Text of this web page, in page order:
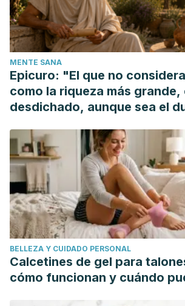
https://doi.org/10.1038/nrn875
Steriade, M., & Pare, D. (2009). The
Cerebral Networks.
https://doi.org/10.1017/
McDonald, A. J. (2014). Amygdala. In
Neurological Sciences. https://doi.org/
MENTE SANA
Epicuro: "El que no
como la riqueza más grande,
desdichado, aunque sea el
BELLEZA Y CUIDADO PERSONAL
Calcetines de gel para
cómo funcionan y cuándo